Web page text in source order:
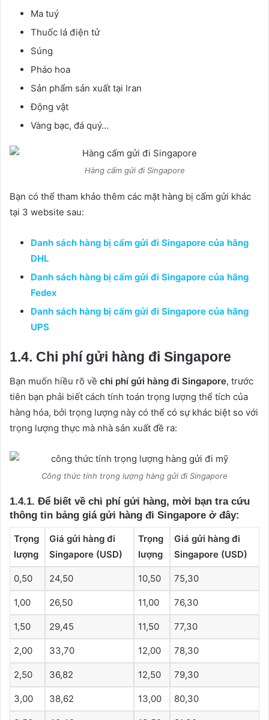
Ma tuý
Thuốc lá điện tử
Súng
Pháo hoa
Sản phẩm sản xuất tại Iran
Động vật
Vàng bạc, đá quý…
Hàng cấm gửi đi Singapore
Bạn có thể tham khảo thêm các mặt hàng bị cấm gửi khác
tại 3 website sau:
Danh sách hàng bị cấm gửi đi Singapore của hãng
DHL
Danh sách hàng bị cấm gửi đi Singapore của hãng
Fedex
Danh sách hàng bị cấm gửi đi Singapore của hãng
UPS
1.4. Chi phí gửi hàng đi Singapore
Bạn muốn hiều rõ về chi phí gửi hàng đi Singapore, trước
tiên bạn phải biết cách tính toán trọng lượng thể tích của
hàng hóa, bởi trọng lượng này có thể có sự khác biệt so với
trọng lượng thực mà nhà sản xuất đề ra:
Công thức tính trọng lượng hàng gửi đi Singapore
1.4.1. Để biết về chi phí gửi hàng, mời bạn tra cứu
thông tin bảng giá gửi hàng đi Singapore ở đây:
Trọng
lượng
Giá gửi hàng đi
Singapore (USD)
Trọng
lượng
Giá gửi hàng đi
Singapore (USD)
0,50 24,50 10,50 75,30
1,00 26,50 11,00 76,30
1,50 29,45 11,50 77,30
2,00 33,70 12,00 78,30
2,50 36,82 12,50 79,30
3,00 38,62 13,00 80,30